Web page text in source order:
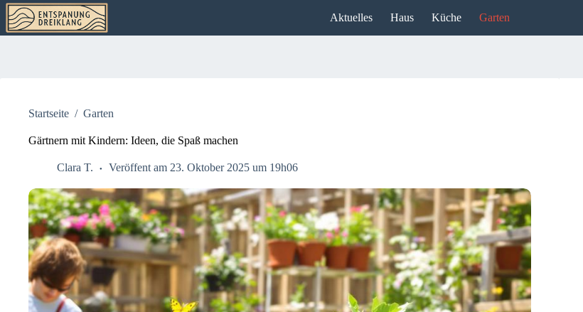
Zum
Inhalt
springen
Aktuelles Haus Küche Garten
Startseite / Garten
Gärtnern mit Kindern: Ideen, die Spaß machen
Clara T. Veröffent am 23. Oktober 2025 um 19h06